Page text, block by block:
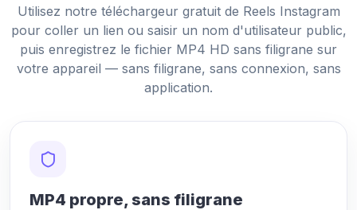
Utilisez notre téléchargeur gratuit de Reels Instagram
pour coller un lien ou saisir un nom d'utilisateur public,
puis enregistrez le fichier MP4 HD sans filigrane sur
votre appareil — sans filigrane, sans connexion, sans
application.
MP4 propre, sans filigrane